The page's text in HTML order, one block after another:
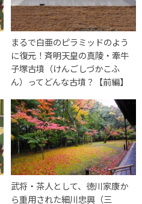
まるで白亜のピラミッドのよう
に復元！斉明天皇の真陵・牽牛
子塚古墳（けんごしづかこふ
ん）ってどんな古墳？【前編】
武将・茶人として、徳川家康か
ら重用された細川忠興（三